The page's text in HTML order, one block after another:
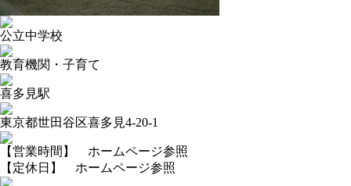
公立中学校
教育機関・子育て
喜多見駅
東京都世田谷区喜多見4-20-1
【営業時間】 ホームページ参照
【定休日】 ホームページ参照